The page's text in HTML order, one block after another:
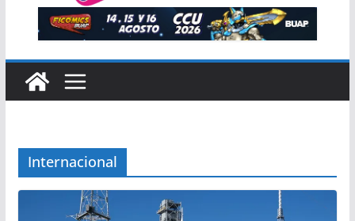
Internacional